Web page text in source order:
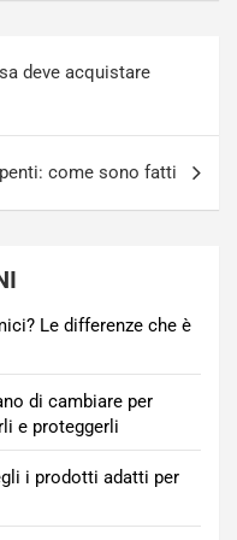
deve acquistare
come sono fatti
Le differenze che è
di cambiare per
e proteggerli
i prodotti adatti per